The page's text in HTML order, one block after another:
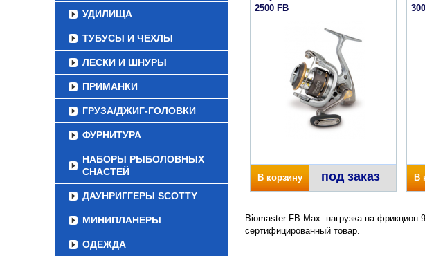
УДИЛИЩА
ТУБУСЫ И ЧЕХЛЫ
ЛЕСКИ И ШНУРЫ
ПРИМАНКИ
ГРУЗА/ДЖИГ-ГОЛОВКИ
ФУРНИТУРА
НАБОРЫ РЫБОЛОВНЫХ
СНАСТЕЙ
ДАУНРИГГЕРЫ SCOTTY
МИНИПЛАНЕРЫ
ОДЕЖДА
2500 FB
В корзину под заказ В
Biomaster FB Max. нагрузка на фрикцион
сертифицированный товар.